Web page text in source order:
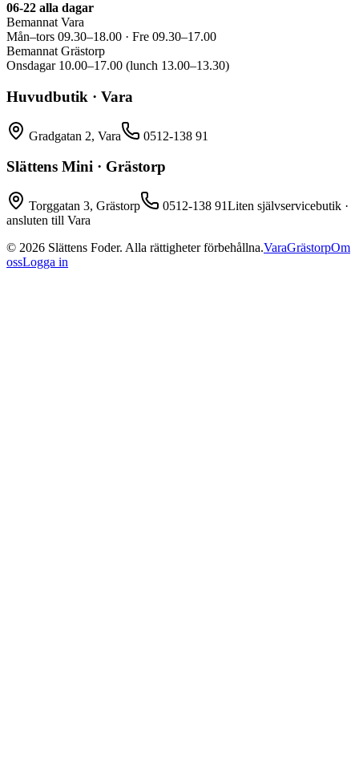
06-22 alla dagar
Bemannat Vara
Mån–tors 09.30–18.00 · Fre 09.30–17.00
Bemannat Grästorp
Onsdagar 10.00–17.00 (lunch 13.00–13.30)
Huvudbutik · Vara
Gradgatan 2, Vara 0512-138 91
Slättens Mini · Grästorp
Torggatan 3, Grästorp 0512-138 91Liten självservicebutik ·
ansluten till Vara
© 2026 Slättens Foder. Alla rättigheter förbehållna.VaraGrästorpOm
ossLogga in